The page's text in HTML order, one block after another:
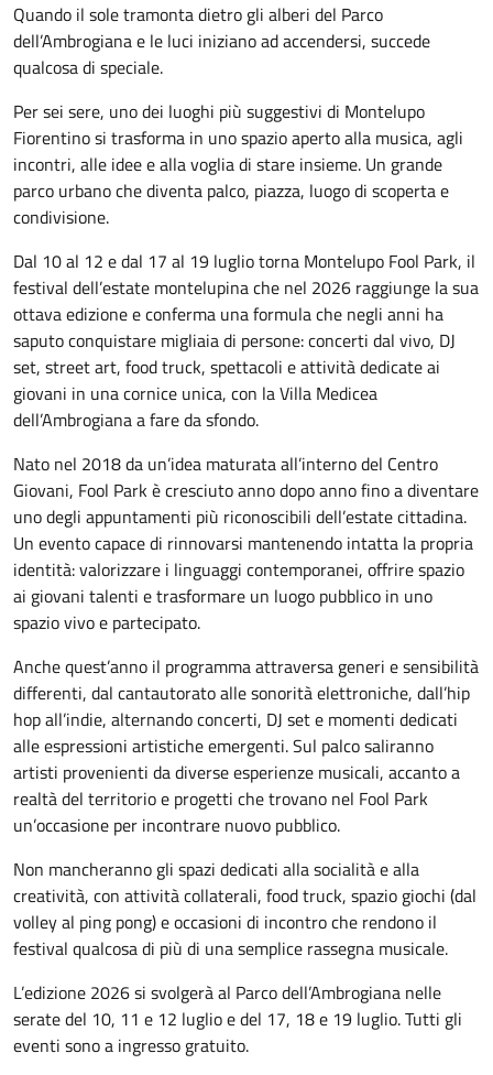
Quando il sole tramonta dietro gli alberi del Parco
dell’Ambrogiana e le luci iniziano ad accendersi, succede
qualcosa di speciale.
Per sei sere, uno dei luoghi più suggestivi di Montelupo
Fiorentino si trasforma in uno spazio aperto alla musica, agli
incontri, alle idee e alla voglia di stare insieme. Un grande
parco urbano che diventa palco, piazza, luogo di scoperta e
condivisione.
Dal 10 al 12 e dal 17 al 19 lugliotorna Montelupo Fool Park, il
festival dell’estate montelupina che nel 2026 raggiunge la sua
ottava edizione e conferma una formula che negli anni ha
saputo conquistare migliaia di persone: concerti dal vivo, DJ
set, street art, food truck, spettacoli e attività dedicate ai
giovani in una cornice unica, con la Villa Medicea
dell’Ambrogiana a fare da sfondo.
Nato nel 2018 da un’idea maturata all’interno del Centro
Giovani, Fool Park è cresciuto anno dopo anno fino a diventare
uno degli appuntamenti più riconoscibili dell’estate cittadina.
Un evento capace di rinnovarsi mantenendo intatta la propria
identità: valorizzare i linguaggi contemporanei, offrire spazio
ai giovani talenti e trasformare un luogo pubblico in uno
spazio vivo e partecipato.
Anche quest’anno il programma attraversa generi e sensibilità
differenti, dal cantautorato alle sonorità elettroniche, dall’hip
hop all’indie, alternando concerti, DJ sete momenti dedicati
alle espressioni artistiche emergenti. Sul palco saliranno
artisti provenienti da diverse esperienze musicali, accanto a
realtà del territorio e progetti che trovano nel Fool Park
un’occasione per incontrare nuovo pubblico.
Non mancheranno gli spazi dedicati alla socialità e alla
creatività, con attività collaterali, food truck, spazio giochi (dal
volley al ping pong) e occasioni di incontro che rendono il
festival qualcosa di più di una semplice rassegna musicale.
L’edizione 2026 si svolgerà al Parco dell’Ambrogiana nelle
serate del 10, 11 e 12 luglioe del 17, 18 e 19 luglio. Tutti gli
eventi sono a ingresso gratuito.